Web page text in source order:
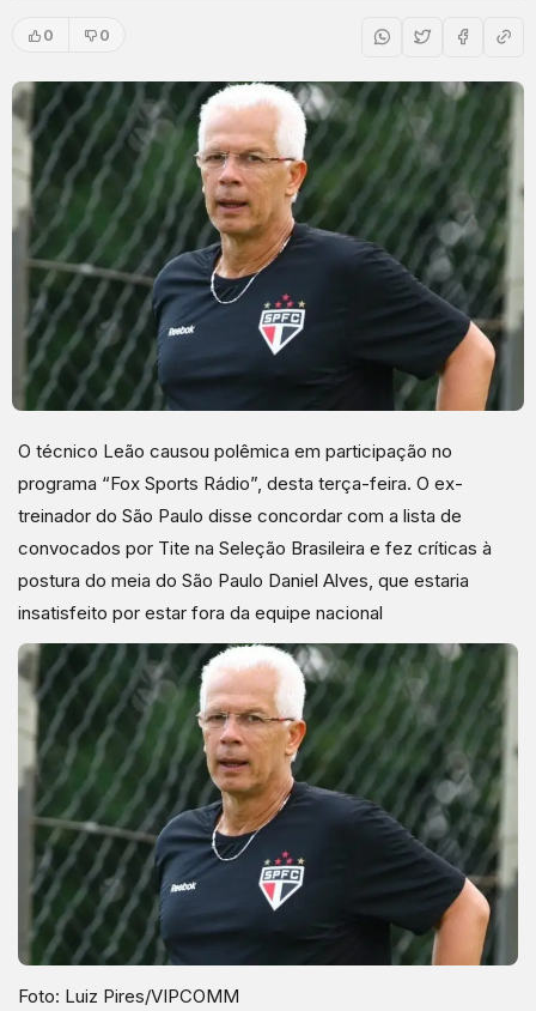
0 0
O técnico Leão causou polêmica em participação no
programa “Fox Sports Rádio”, desta terça-feira. O ex-
treinador do São Paulo disse concordar com a lista de
convocados por Tite na Seleção Brasileira e fez críticas à
postura do meia do São Paulo Daniel Alves, que estaria
insatisfeito por estar fora da equipe nacional
Foto: Luiz Pires/VIPCOMM